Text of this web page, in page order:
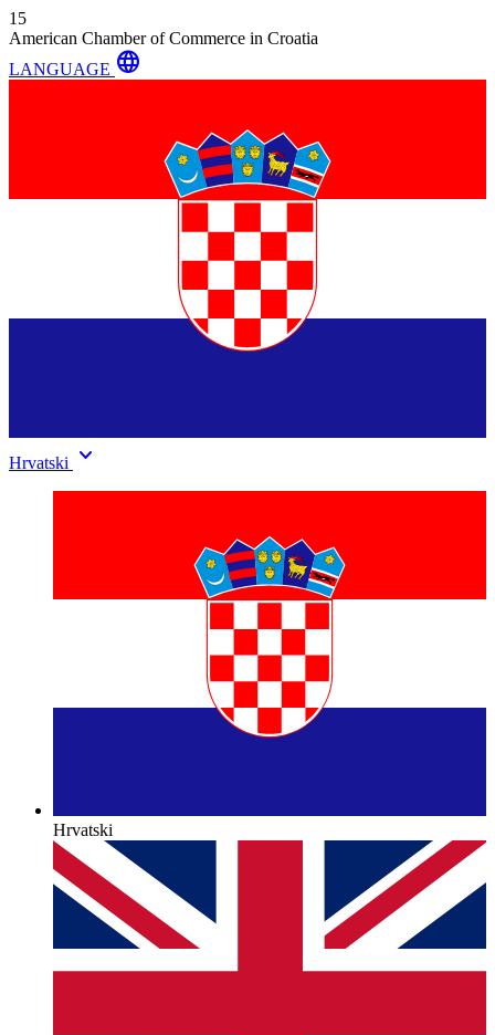
15
American Chamber of Commerce in Croatia
LANGUAGE language
Hrvatski keyboard_arrow_down
Hrvatski